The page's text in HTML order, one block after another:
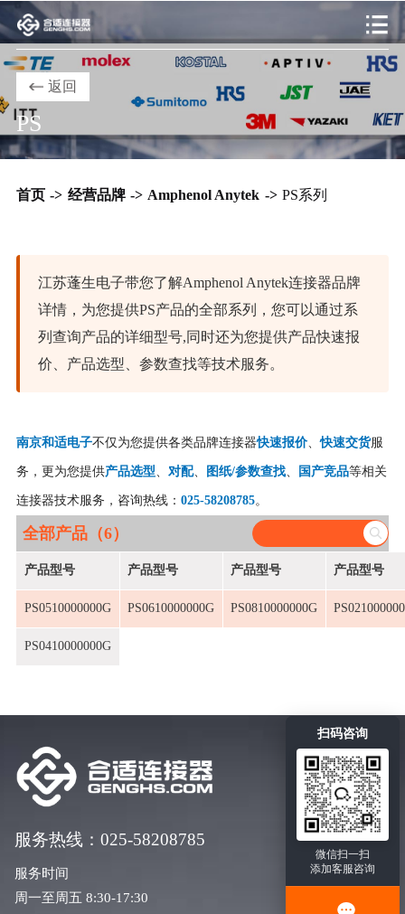
扫码咨询
微信扫一扫
添加客服咨询
返回
PS
首页 -> 经营品牌 -> Amphenol Anytek -> PS系列
江苏蓬生电子带您了解Amphenol Anytek连接器品牌
详情，为您提供PS产品的全部系列，您可以通过系
列查询产品的详细型号,同时还为您提供产品快速报
价、产品选型、参数查找等技术服务。
南京和适电子不仅为您提供各类品牌连接器快速报价、快速交货服
务，更为您提供产品选型 对配、 图纸/参数查找、 国产竞品等相关
连接器技术服务，咨询热线： 025-58208785。
全部产品（6）
产品型号 产品型号 产品型号 产品型号
PS0510000000G PS0610000000G PS0810000000G
PS0410000000G
服务热线：025-58208785
服务时间
周一至周五 8:30-17:30